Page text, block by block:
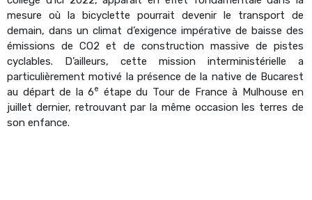
mesure où la bicyclette pourrait devenir le transport de
demain, dans un climat d’exigence impérative de baisse des
émissions de CO2 et de construction massive de pistes
cyclables. D’ailleurs, cette mission interministérielle a
particulièrement motivé la présence de la native de Bucarest
au départ de la 6e étape du Tour de France à Mulhouse en
juillet dernier, retrouvant par la même occasion les terres de
son enfance.